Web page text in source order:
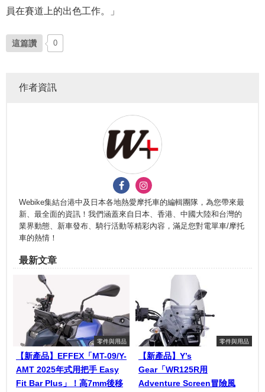
員在賽道上的出色工作。」
這篇讚 0
作者資訊
Webike集結台港中及日本各地熱愛摩托車的編輯團隊，為您帶來最
新、最全面的資訊！我們涵蓋來自日本、香港、中國大陸和台灣的
業界動態、新車發布、騎行活動等精彩內容，滿足您對電單車/摩托
車的熱情！
最新文章
零件與用品
【新產品】EFFEX「MT-09/Y-
AMT 2025年式用把手 Easy
Fit Bar Plus」！高7mm後移
零件與用品
【新產品】Y’s
Gear「WR125R用
Adventure Screen冒險風